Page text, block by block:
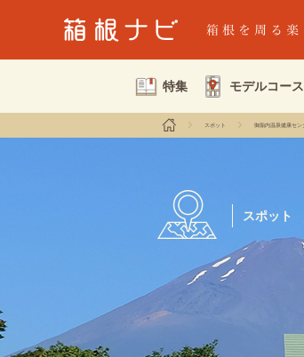
特集 モデルコース
スポット 御胎内温泉健康セン
スポット